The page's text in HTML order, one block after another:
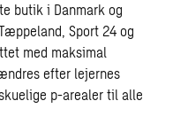
butik i Danmark og
Sport 24 og
med maksimal
efter lejernes
p-arealer til alle